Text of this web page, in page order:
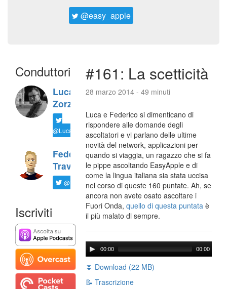
@easy_apple
Conduttori
Luca
Zorzi
@LucaTNT
Federico
Travaini
@ftrava
Iscriviti
#161: La scetticità
28 marzo 2014 - 49 minuti
Luca e Federico si dimenticano di
rispondere alle domande degli
ascoltatori e vi parlano delle ultime
novità del network, applicazioni per
quando si viaggia, un ragazzo che si fa
le pippe ascoltando EasyApple e di
come la lingua italiana sia stata uccisa
nel corso di queste 160 puntate. Ah, se
ancora non avete osato ascoltare i
Fuori Onda,quello di questa puntata è
il più malato di sempre.
00:00 00:00
⏬ Download (22 MB)
📝 Trascrizione